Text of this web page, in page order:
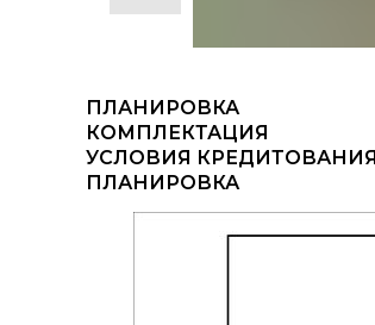
ПЛАНИРОВКА
КОМПЛЕКТАЦИЯ
УСЛОВИЯ КРЕДИТОВАНИЯ
ПЛАНИРОВКА